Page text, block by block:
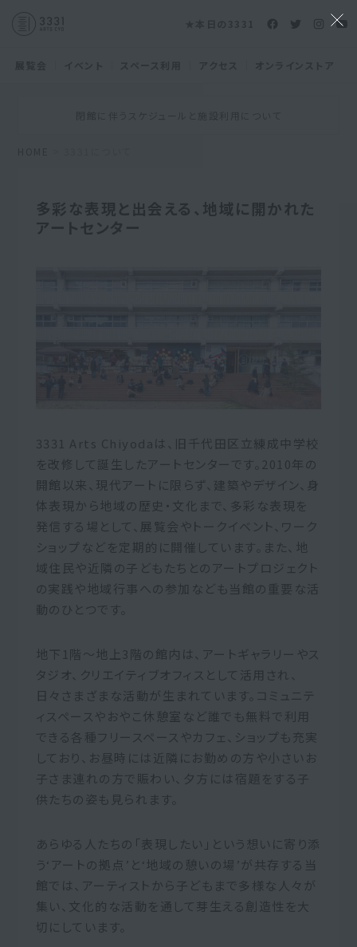
多彩な表現と出会える、地域に開かれた
アートセンター
3331 Arts Chiyodaは、旧千代田区立練成中学校
を改修して誕生したアートセンターです。2010年の
開館以来、現代アートに限らず、建築やデザイン、身
体表現から地域の歴史・文化まで、多彩な表現を
発信する場として、展覧会やトークイベント、ワーク
ショップなどを定期的に開催しています。また、地
域住民や近隣の子どもたちとのアートプロジェクト
の実践や地域行事への参加なども当館の重要な活
動のひとつです。
地下1階〜地上3階の館内は、アートギャラリーやス
タジオ、クリエイティブオフィスとして活用され、
日々さまざまな活動が生まれています。コミュニテ
ィスペースやおやこ休憩室など誰でも無料で利用
できる各種フリースペースやカフェ、ショップも充実
しており、お昼時には近隣にお勤めの方や小さいお
子さま連れの方で賑わい、夕方には宿題をする子
供たちの姿も見られます。
あらゆる人たちの「表現したい」という想いに寄り添
う‘アートの拠点’と‘地域の憩いの場’が共存する当
館では、アーティストから子どもまで多様な人々が
集い、文化的な活動を通して芽生える創造性を大
切にしています。